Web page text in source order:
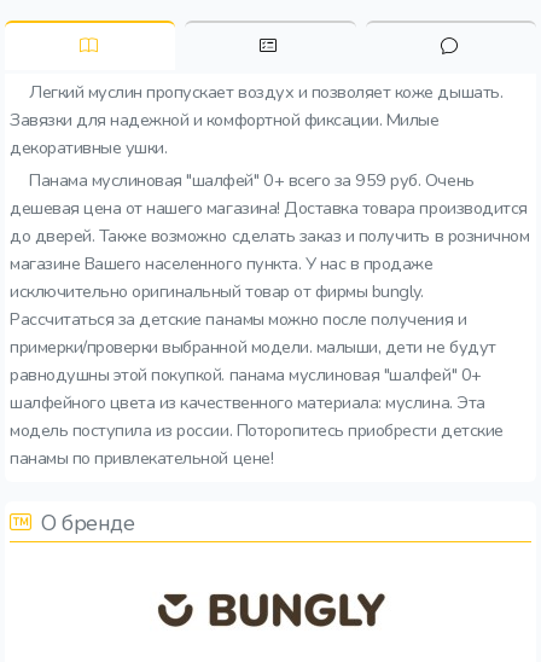
Легкий муслин пропускает воздух и позволяет коже дышать.
Завязки для надежной и комфортной фиксации. Милые
декоративные ушки.
Панама муслиновая "шалфей" 0+ всего за 959 руб. Очень
дешевая цена от нашего магазина! Доставка товара производится
до дверей. Также возможно сделать заказ и получить в розничном
магазине Вашего населенного пункта. У нас в продаже
исключительно оригинальный товар от фирмы bungly.
Рассчитаться за детские панамы можно после получения и
примерки/проверки выбранной модели. малыши, дети не будут
равнодушны этой покупкой. панама муслиновая "шалфей" 0+
шалфейного цвета из качественного материала: муслина. Эта
модель поступила из россии. Поторопитесь приобрести детские
панамы по привлекательной цене!
О бренде